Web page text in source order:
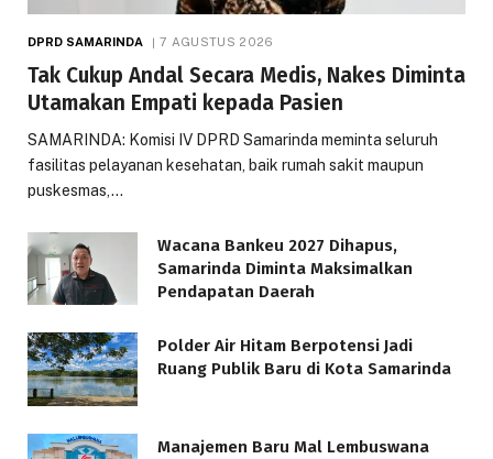
DPRD SAMARINDA 7 AGUSTUS 2026
Tak Cukup Andal Secara Medis, Nakes Diminta
Utamakan Empati kepada Pasien
SAMARINDA: Komisi IV DPRD Samarinda meminta seluruh
fasilitas pelayanan kesehatan, baik rumah sakit maupun
puskesmas,…
Wacana Bankeu 2027 Dihapus,
Samarinda Diminta Maksimalkan
Pendapatan Daerah
Polder Air Hitam Berpotensi Jadi
Ruang Publik Baru di Kota Samarinda
Manajemen Baru Mal Lembuswana